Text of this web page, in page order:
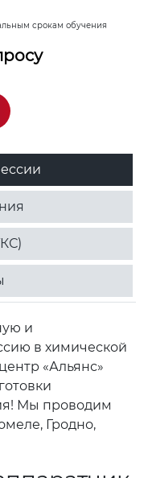
срокам обучения
и
в химической
«Альянс»
Мы проводим
Гродно,